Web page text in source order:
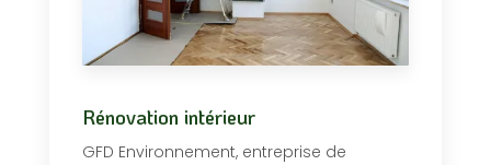
Rénovation intérieur
GFD Environnement, entreprise de